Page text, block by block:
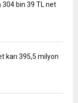
304 bin 39 TL net
karı 395,5 milyon